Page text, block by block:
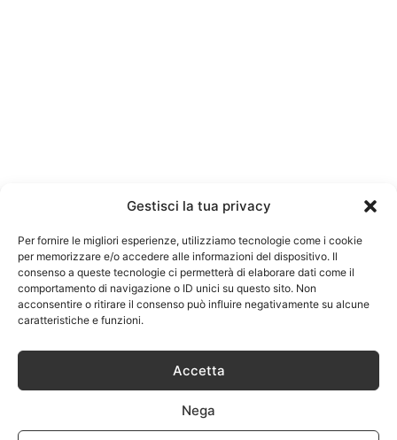
Gestisci la tua privacy
Per fornire le migliori esperienze, utilizziamo tecnologie come i cookie
per memorizzare e/o accedere alle informazioni del dispositivo. Il
consenso a queste tecnologie ci permetterà di elaborare dati come il
comportamento di navigazione o ID unici su questo sito. Non
acconsentire o ritirare il consenso può influire negativamente su alcune
caratteristiche e funzioni.
Accetta
Nega